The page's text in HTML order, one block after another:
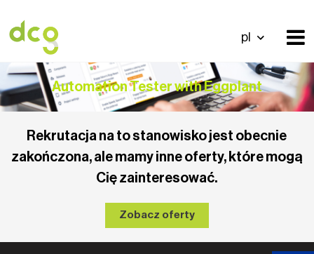
pl
Automation Tester with Eggplant
Rekrutacja na to stanowisko jest obecnie
zakończona, ale mamy inne oferty, które mogą
Cię zainteresować.
Zobacz oferty